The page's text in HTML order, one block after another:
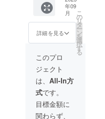
につい
て 生
地厚
45匁
200×20
綿100%
※イメー
ジと多
少異な
ること
があり
ださ
い。
（ニッ
クネー
俗に反
するも
のは不
可・ご
記入い
ただい
た方の
みお呼
を１枚
送らせ
ていた
だきま
す。 ※
動画は
メール
に添付
して送
らせて
いただ
きま
す。 ※
動画内
でお呼
年09
月
詳細を見る
こ
の
リ
タ
ー
ン
を
選
択
す
る
このプロ
ジェクト
は、 All-In方
式です。
目標金額に
関わらず、